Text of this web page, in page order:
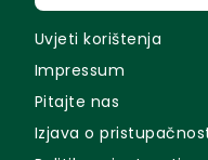
Uvjeti korištenja
Impressum
Pitajte nas
Izjava o